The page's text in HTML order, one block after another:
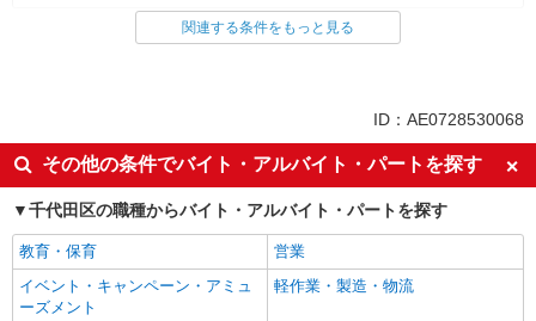
同じ特徴から求人を探す
週2～3日勤務OK
短時間勤務（1日4h以内）OK
オープニングスタッフ
上場企業・上場企業のグループ会
扶養内勤務OK
副業・WワークOK
交通費支給
社会保険あり
まかない・食事補助
関連する条件をもっと見る
ID：AE0728530068
その他の条件でバイト・アルバイト・パートを探す
千代田区の職種からバイト・アルバイト・パートを探す
教育・保育
営業
イベント・キャンペーン・アミュ
ーズメント
軽作業・製造・物流